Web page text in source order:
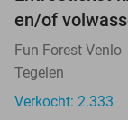
en/of
Fun Forest Venlo
Tegelen
Verkocht: 2.333